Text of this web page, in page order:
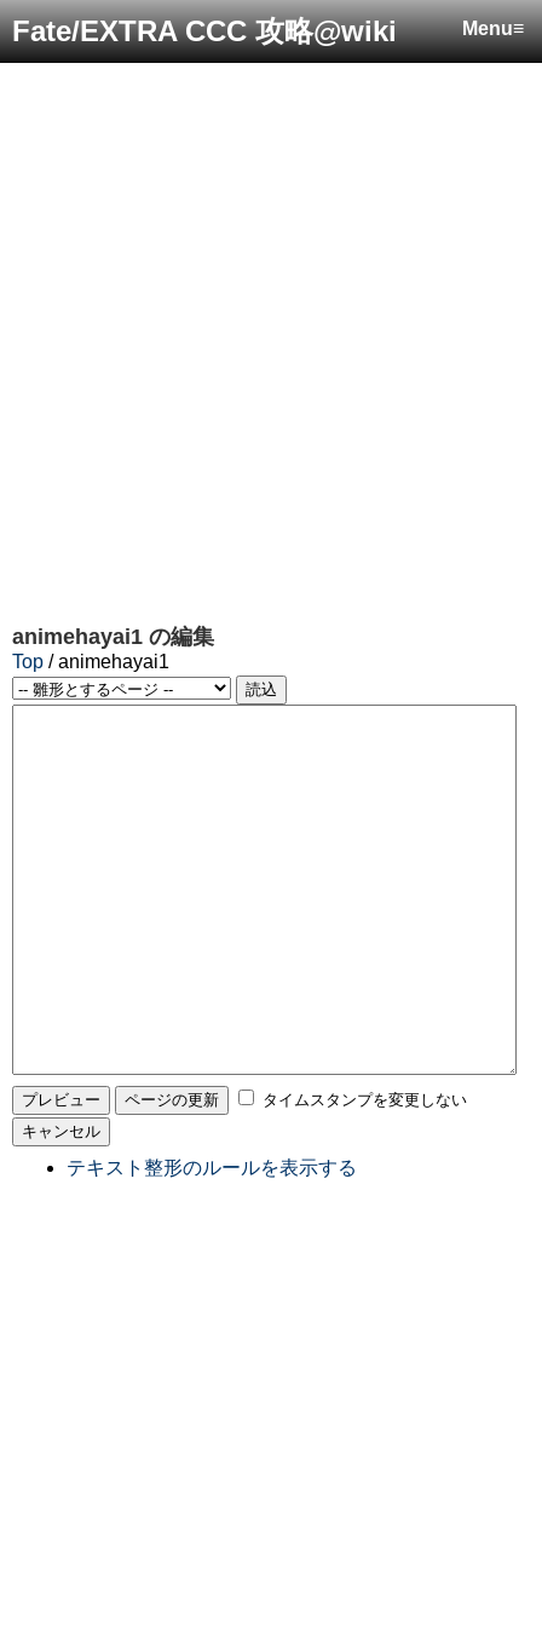
Menu≡
Fate/EXTRA CCC 攻略@wiki
animehayai1 の編集
Top / animehayai1
タイムスタンプを変更しない
テキスト整形のルールを表示する